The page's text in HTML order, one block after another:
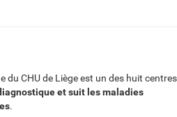
du CHU de Liège est un des huit centres
et suit les maladies
.